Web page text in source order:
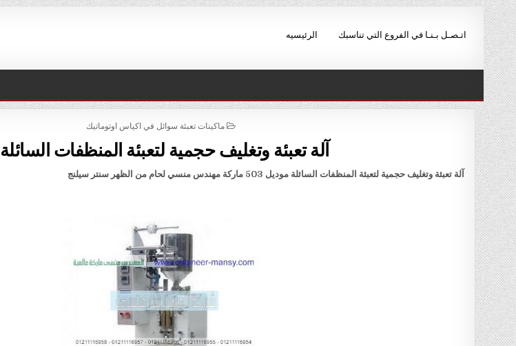
Skip
to
content
الرئيسيه اتـصـل بـنـا في الفروع التي تناسبك
POSTED
ماكينات تعبئة سوائل في اكياس اوتوماتيك
آلة تعبئة وتغليف حجمية لتعبئة المنظفات السائلة
آلة تعبئة وتغليف حجمية لتعبئة المنظفات السائلة موديل 503 ماركة مهندس منسي لحام من الظهر سنتر سيلنج